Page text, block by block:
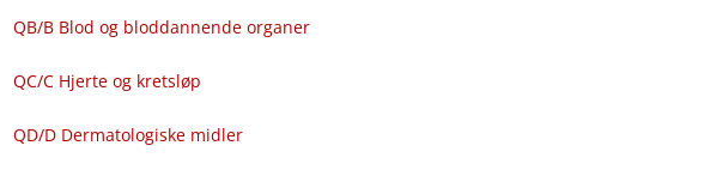
QB​/​B Blod og bloddannende organer
QC​/​C Hjerte og kretsløp
QD​/​D Dermatologiske midler